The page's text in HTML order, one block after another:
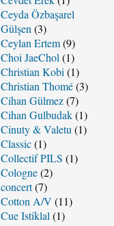
Ceyda Özbaşarel
Gülşen (3)
Ceylan Ertem(9)
Choi JaeChol (1)
Christian Kobi (1)
Christian Thomé(3)
Cihan Gülmez(7)
Cihan Gulbudak(1)
Cinuty & Valetu (1)
Classic(1)
Collectif PILS (1)
Cologne(2)
concert(7)
Cotton A/V (11)
Cue Istiklal (1)